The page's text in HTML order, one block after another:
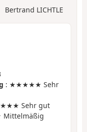
Bertrand LICHTLE
: ★★★★★ Sehr
Sehr gut